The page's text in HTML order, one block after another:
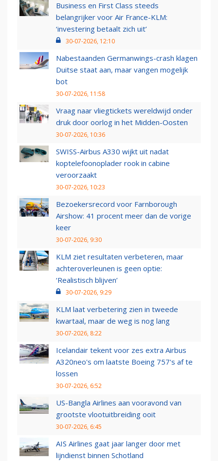
Business en First Class steeds
belangrijker voor Air France-KLM:
‘investering betaalt zich uit’
30-07-2026, 12:10
Nabestaanden Germanwings-crash klagen
Duitse staat aan, maar vangen mogelijk
bot
30-07-2026, 11:58
Vraag naar vliegtickets wereldwijd onder
druk door oorlog in het Midden-Oosten
30-07-2026, 10:36
SWISS-Airbus A330 wijkt uit nadat
koptelefoonoplader rook in cabine
veroorzaakt
30-07-2026, 10:23
Bezoekersrecord voor Farnborough
Airshow: 41 procent meer dan de vorige
keer
30-07-2026, 9:30
KLM ziet resultaten verbeteren, maar
achteroverleunen is geen optie:
‘Realistisch blijven’
30-07-2026, 9:29
KLM laat verbetering zien in tweede
kwartaal, maar de weg is nog lang
30-07-2026, 8:22
Icelandair tekent voor zes extra Airbus
A320neo's om laatste Boeing 757's af te
lossen
30-07-2026, 6:52
US-Bangla Airlines aan vooravond van
grootste vlootuitbreiding ooit
30-07-2026, 6:45
AIS Airlines gaat jaar langer door met
lijndienst binnen Schotland